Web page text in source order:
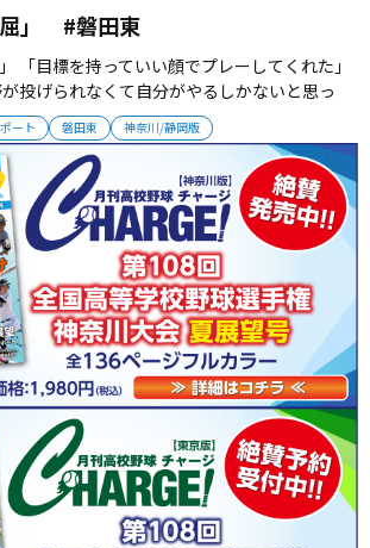
ート 磐田東 神奈川/静岡版
屈」 #磐田東
「目標を持っていい顔でプレーしてくれた」
投げられなくて自分がやるしかないと思っ
ド撃破でベスト４入り 聖地への夢後輩に託す
磐田東。準々決勝では第１シード・藤枝明誠
ぶりのベスト４進出を果たした。（取材・栗